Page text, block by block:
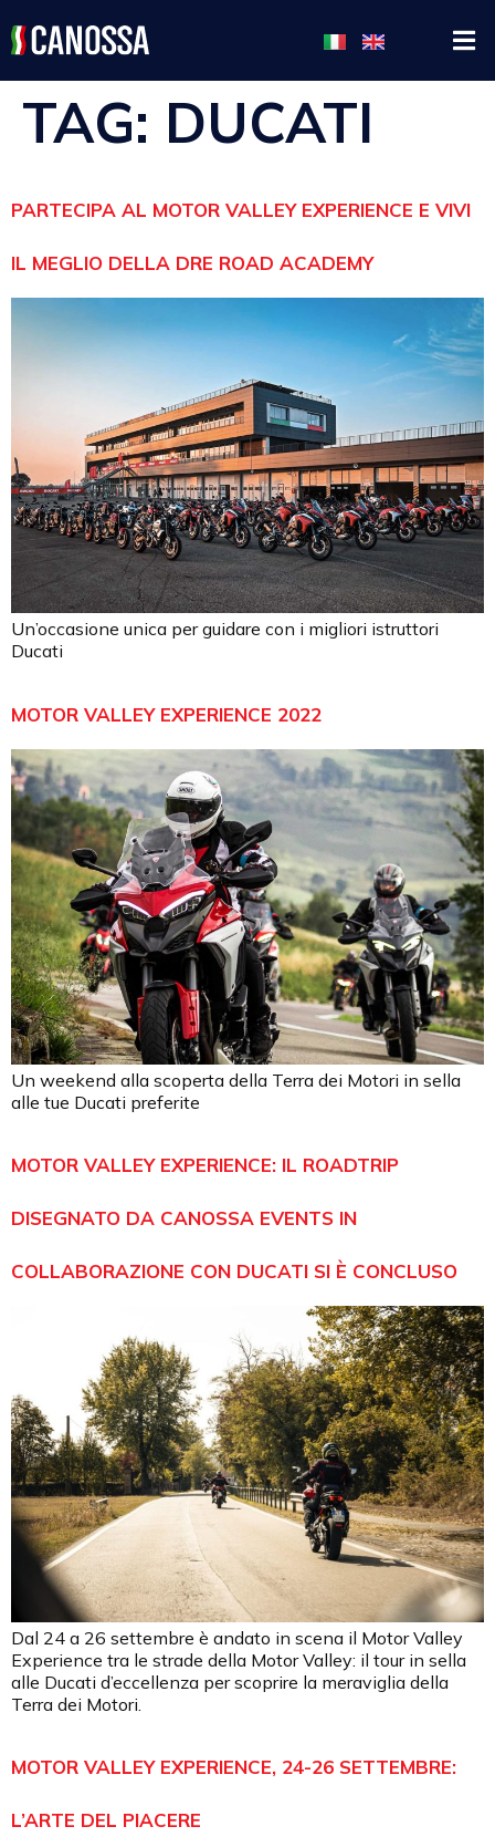
TAG: DUCATI
PARTECIPA AL MOTOR VALLEY EXPERIENCE E VIVI
IL MEGLIO DELLA DRE ROAD ACADEMY
Un’occasione unica per guidare con i migliori istruttori
Ducati
MOTOR VALLEY EXPERIENCE 2022
Un weekend alla scoperta della Terra dei Motori in sella
alle tue Ducati preferite
MOTOR VALLEY EXPERIENCE: IL ROADTRIP
DISEGNATO DA CANOSSA EVENTS IN
COLLABORAZIONE CON DUCATI SI È CONCLUSO
Dal 24 a 26 settembre è andato in scena il Motor Valley
Experience tra le strade della Motor Valley: il tour in sella
alle Ducati d’eccellenza per scoprire la meraviglia della
Terra dei Motori.
MOTOR VALLEY EXPERIENCE, 24-26 SETTEMBRE:
L’ARTE DEL PIACERE